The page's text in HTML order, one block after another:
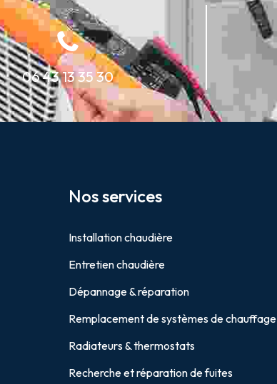
06 43 13 35 30
Nos services
Installation chaudière
Entretien chaudière
Dépannage & réparation
Remplacement de systèmes de chauffage
Radiateurs & thermostats
Recherche et réparation de fuites